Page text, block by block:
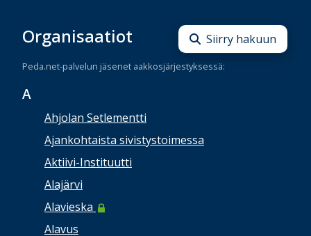
Siirry hakuun
Organisaatiot
Peda.net-palvelun jäsenet aakkosjärjestyksessä:
A
Ahjolan Setlementti
Ajankohtaista sivistystoimessa
Aktiivi-Instituutti
Alajärvi
Alavieska
Alavus